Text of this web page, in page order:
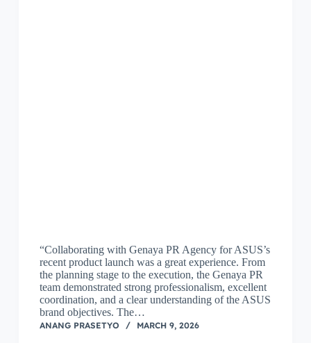
“Collaborating with Genaya PR Agency for ASUS’s
recent product launch was a great experience. From
the planning stage to the execution, the Genaya PR
team demonstrated strong professionalism, excellent
coordination, and a clear understanding of the ASUS
brand objectives. The…
ANANG PRASETYO MARCH 9, 2026